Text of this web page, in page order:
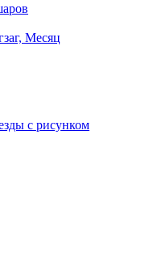
Месяц
с рисунком